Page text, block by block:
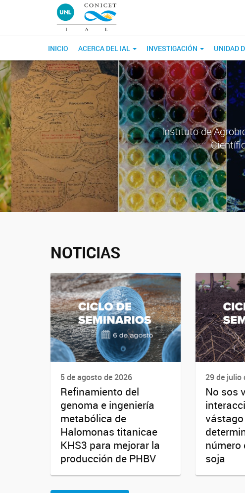
INICIO ACERCA DEL IAL INVESTIGACIÓN UNIDAD
Instituto de
NOTICIAS
5 de agosto de 2026
Refinamiento del
genoma e ingeniería
metabólica de
Halomonas titanicae
KHS3 para mejorar la
producción de PHBV
29 de julio
No sos
número
soja